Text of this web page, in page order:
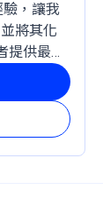
，讓我
將其化
提供最穩